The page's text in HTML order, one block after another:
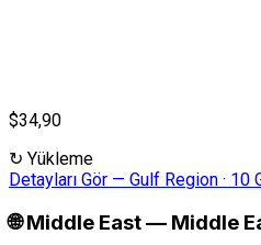
$34,90
↻ Yükleme
Detayları Gör — Gulf Region · 10
🌐 Middle East— Middle